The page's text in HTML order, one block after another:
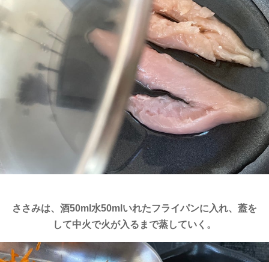
ささみは、酒50ml水50mlいれたフライパンに入れ、蓋を
して中火で火が入るまで蒸していく。